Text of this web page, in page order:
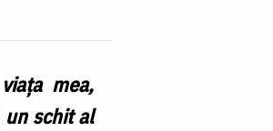
mea,
un schit al